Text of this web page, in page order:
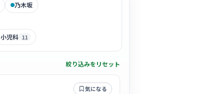
乃木坂
小児科 11
絞り込みをリセット
気になる